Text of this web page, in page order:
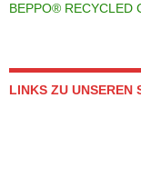
BEPPO® RECYCLED
LINKS ZU UNSEREN